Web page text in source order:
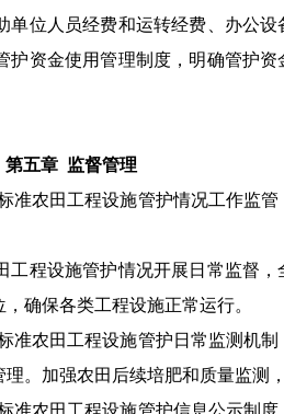
单位人员经费和运转经费、办公
护资金使用管理制度，明确管护
第五章 监督管理
准农田工程设施管护情况工作监
程设施管护情况开展日常监督
，确保各类工程设施正常运行。
准农田工程设施管护日常监测机制
理。 加强农田后续培肥和质量监测
准农田工程设施管护信息公示制度